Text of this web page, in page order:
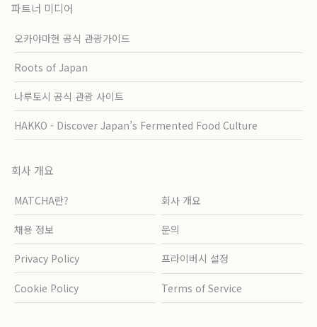
파트너 미디어
오카야마현 공식 관광가이드
Roots of Japan
나루토시 공식 관광 사이트
HAKKO - Discover Japan’s Fermented Food Culture
회사 개요
MATCHA란? 회사 개요
채용 정보 문의
Privacy Policy 프라이버시 설정
Cookie Policy Terms of Service